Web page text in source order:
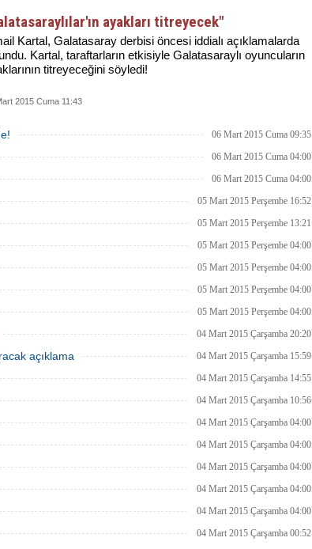
ayakları titreyecek"
Kartal, Galatasaray derbisi öncesi iddialı açıklamalarda
Kartal, taraftarların etkisiyle Galatasaraylı oyuncuların
titreyeceğini söyledi!
2015 Cuma 11:43
06 Mart 2015 Cuma 09:35
06 Mart 2015 Cuma 04:00
06 Mart 2015 Cuma 04:00
05 Mart 2015 Perşembe 16:52
05 Mart 2015 Perşembe 13:21
05 Mart 2015 Perşembe 04:00
05 Mart 2015 Perşembe 04:00
05 Mart 2015 Perşembe 04:00
05 Mart 2015 Perşembe 04:00
04 Mart 2015 Çarşamba 20:20
açıklama 04 Mart 2015 Çarşamba 15:59
04 Mart 2015 Çarşamba 14:55
04 Mart 2015 Çarşamba 10:56
04 Mart 2015 Çarşamba 04:00
04 Mart 2015 Çarşamba 04:00
04 Mart 2015 Çarşamba 04:00
04 Mart 2015 Çarşamba 04:00
04 Mart 2015 Çarşamba 04:00
04 Mart 2015 Çarşamba 00:52